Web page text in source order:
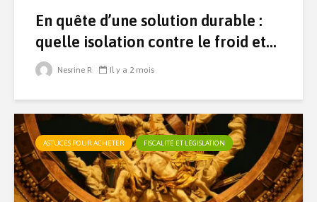
En quête d’une solution durable :
quelle isolation contre le froid et...
Nesrine R Il y a 2 mois
ASTUCES POUR ACHETER FISCALITÉ ET LÉGISLATION